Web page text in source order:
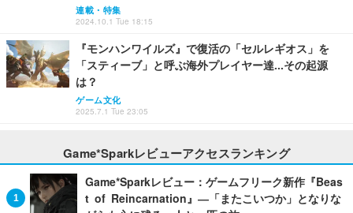
連載・特集
2024.10.1 Tue 18:15
『モンハンワイルズ』で復活の「セルレギオス」を
「スティーブ」と呼ぶ海外プレイヤー達…その起源
は？
ゲーム文化
2025.7.1 Tue 23:05
Game*Sparkレビューアクセスランキング
Game*Sparkレビュー：ゲームフリーク新作『Beas
t of Reincarnation』―「またこいつか」となりな